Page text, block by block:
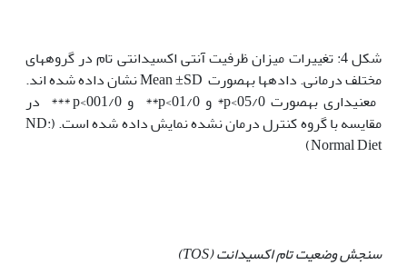
شکل 4: تغییرات میزان ظرفیت آنتی اکسیدانتی تام در گروه‫های
مختلف درمانی. داده‫ها به‫صورت Mean ±SD نشان داده شده اند.
معنی‫داری به‫صورت 05/0>p* و 01/0>p** و 001/0>p *** در
مقایسه با گروه کنترل درمان نشده نمایش داده شده است. (ND:
Normal Diet)
سنجش وضعیت تام اکسیدانت (TOS
)